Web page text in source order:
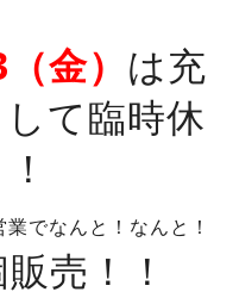
金） は充
て臨時休
業でなんと！なんと！
売！！